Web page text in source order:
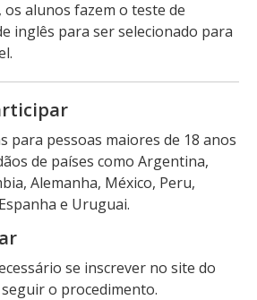
alunos fazem o teste de
inglês para ser selecionado para
para pessoas maiores de 18 anos
de países como Argentina,
Alemanha, México, Peru,
e Uruguai.
se inscrever no site do
o procedimento.